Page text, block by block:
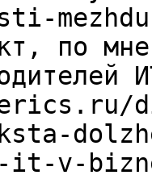
по
it-v-